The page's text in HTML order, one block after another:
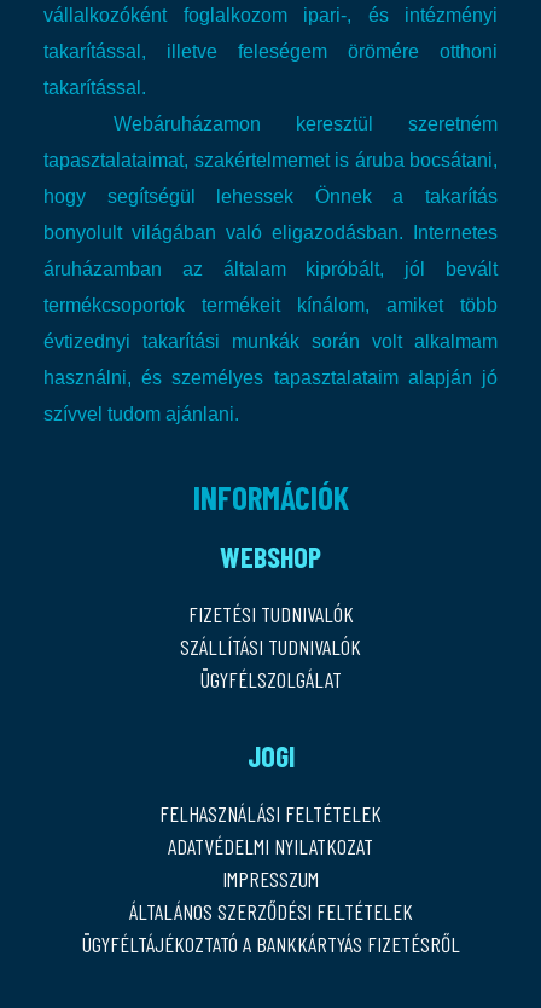
vállalkozóként foglalkozom ipari-, és intézményi
takarítással, illetve feleségem örömére otthoni
takarítással.
Webáruházamon keresztül szeretném
tapasztalataimat, szakértelmemet is áruba bocsátani,
hogy segítségül lehessek Önnek a takarítás
bonyolult világában való eligazodásban.
Internetes
áruházamban az általam kipróbált, jól bevált
termékcsoportok termékeit kínálom, amiket több
évtizednyi takarítási munkák során volt alkalmam
használni, és személyes tapasztalataim alapján jó
szívvel tudom ajánlani.
INFORMÁCIÓK
WEBSHOP
FIZETÉSI TUDNIVALÓK
SZÁLLÍTÁSI TUDNIVALÓK
ÜGYFÉLSZOLGÁLAT
JOGI
FELHASZNÁLÁSI FELTÉTELEK
ADATVÉDELMI NYILATKOZAT
IMPRESSZUM
ÁLTALÁNOS SZERZŐDÉSI FELTÉTELEK
ÜGYFÉLTÁJÉKOZTATÓ A BANKKÁRTYÁS FIZETÉSRŐL